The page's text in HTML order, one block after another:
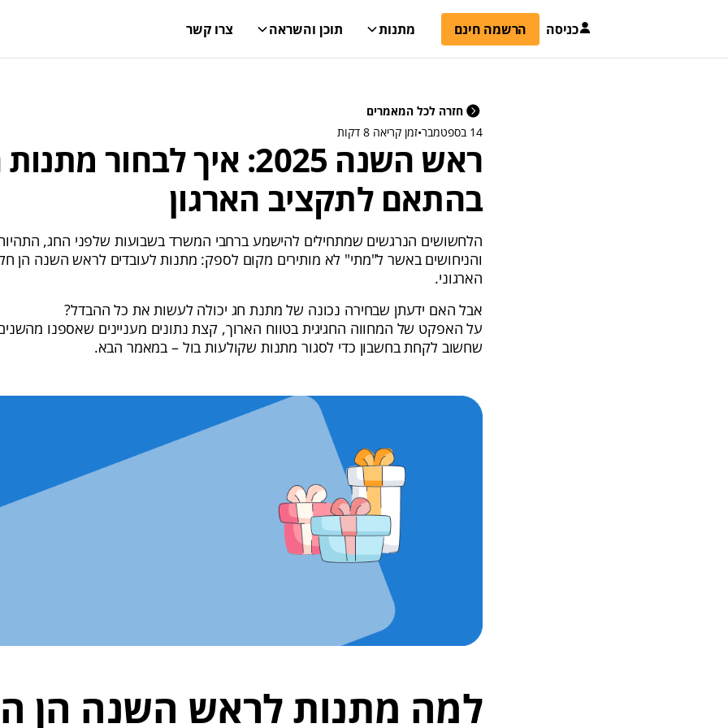
צרו קשר תוכן והשראה מתנות הרשמה חינם כניסה
חזרה לכל המאמרים
14 בספטמבר
•זמן קריאה 8 דקות
ראש השנה 2025: איך לבחור
בהתאם לתקציב הארגון
הלחשושים הנרגשים שמתחילים להישמע ברחבי המשרד בשבועות שלפני החג,
והניחושים באשר ל"מתי" לא מותירים מקום לספק: מתנות לעובדים לראש השנה הן
הארגוני.
אבל האם ידעתן שבחירה נכונה של מתנת חג יכולה לעשות את כל ההבדל?
על האפקט של המחווה החגיגית בטווח הארוך, קצת נתונים מעניינים שאספנו
שחשוב לקחת בחשבון כדי לסגור מתנות שקולעות בול – במאמר הבא.
למה מתנות לראש השנה הן